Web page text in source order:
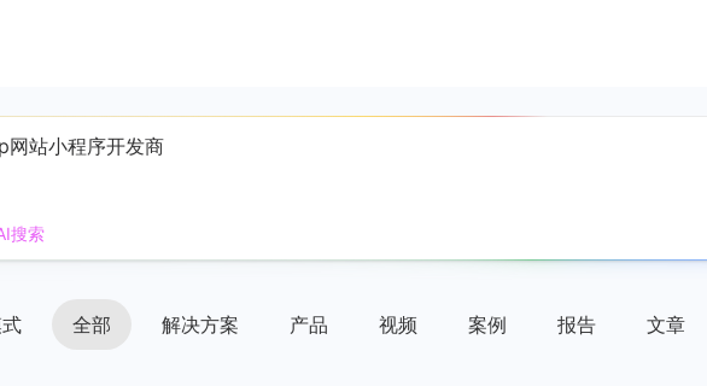
搜索
全部 解决方案 产品 视频 案例 报告 文章